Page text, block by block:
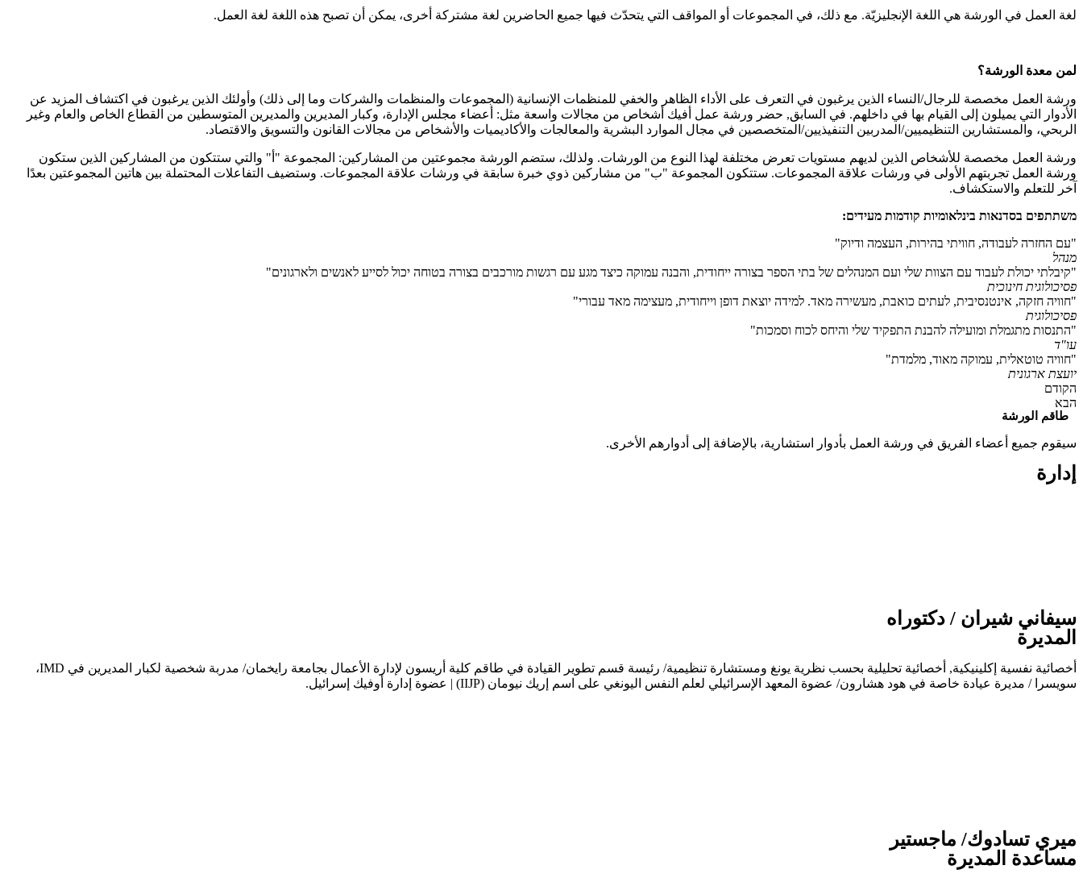
لغة العمل في الورشة هي اللغة الإنجليزيّة. مع ذلك، في المجموعات أو المواقف التي يتحدّث فيها جميع الحاضرين لغة مشتركة أخرى، يمكن أن تصبح هذه اللغة لغة العمل.
لمن معدة الورشة؟
ورشة العمل مخصصة للرجال/النساء الذين يرغبون في التعرف على الأداء الظاهر والخفي للمنظمات الإنسانية (المجموعات والمنظمات والشركات وما إلى ذلك) وأولئك الذين يرغبون في اكتشاف المزيد عن
الأدوار التي يميلون إلى القيام بها في داخلهم. في السابق, حضر ورشة عمل أفيك أشخاص من مجالات واسعة مثل: أعضاء مجلس الإدارة، وكبار المديرين والمديرين المتوسطين من القطاع الخاص والعام وغير
الربحي، والمستشارين التنظيميين/المدربين التنفيذيين/المتخصصين في مجال الموارد البشرية والمعالجات والأكاديميات والأشخاص من مجالات القانون والتسويق والاقتصاد.
ورشة العمل مخصصة للأشخاص الذين لديهم مستويات تعرض مختلفة لهذا النوع من الورشات. ولذلك، ستضم الورشة مجموعتين من المشاركين: المجموعة "أ" والتي ستتكون من المشاركين الذين ستكون
ورشة العمل تجربتهم الأولى في ورشات علاقة المجموعات. ستتكون المجموعة "ب" من مشاركين ذوي خبرة سابقة في ورشات علاقة المجموعات. وستضيف التفاعلات المحتملة بين هاتين المجموعتين بعدًا
آخر للتعلم والاستكشاف.
משתתפים בסדנאות בינלאומיות קודמות מעידים:
"עם החזרה לעבודה, חוויתי בהירות, העצמה ודיוק"
מנהל
"קיבלתי יכולת לעבוד עם הצוות שלי ועם המנהלים של בתי הספר בצורה ייחודית, והבנה עמוקה כיצד מגע עם רגשות מורכבים בצורה בטוחה יכול לסייע לאנשים ולארגונים"
פסיכולוגית חינוכית
"חוויה חזקה, אינטנסיבית, לעתים כואבת, מעשירה מאד. למידה יוצאת דופן וייחודית, מעצימה מאד עבורי"
פסיכולוגית
"התנסות מתגמלת ומועילה להבנת התפקיד שלי והיחס לכוח וסמכות"
עו"ד
"חוויה טוטאלית, עמוקה מאוד, מלמדת"
יועצת ארגונית
הקודם
הבא
طاقم الورشة
سيقوم جميع أعضاء الفريق في ورشة العمل بأدوار استشارية، بالإضافة إلى أدوارهم الأخرى.
إدارة
سيفاني شيران / دكتوراه
المديرة
أخصائية نفسية إكلينيكية, أخصائية تحليلية بحسب نظرية يونغ ومستشارة تنظيمية/ رئيسة قسم تطوير القيادة في طاقم كلية أريسون لإدارة الأعمال بجامعة رايخمان/ مدربة شخصية لكبار المديرين في IMD،
سويسرا / مديرة عيادة خاصة في هود هشارون/ عضوة المعهد الإسرائيلي لعلم النفس اليونغي على اسم إريك نيومان (IIJP) | عضوة إدارة أوفيك إسرائيل.
ميري تسادوك/ ماجستير
مساعدة المديرة